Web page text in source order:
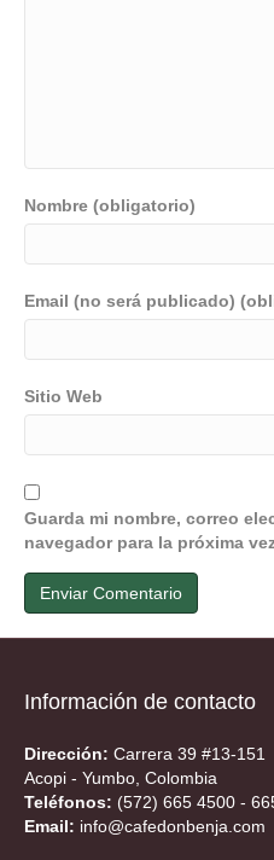
Nombre (obligatorio)
Email (no será publicado)
Sitio Web
Guarda mi nombre, correo
navegador para la próxima
Información de contacto
Dirección: Carrera 39 #13-151
Acopi - Yumbo, Colombia
Teléfonos: (572) 665 4500 -
Email: info@cafedonbenja.com